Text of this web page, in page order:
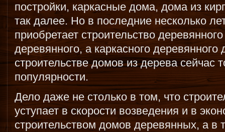
постройки, каркасные дома, дома из
так далее. Но в последние несколько
приобретает строительство
деревянного, а каркасного
строительстве домов из дерева сейчас
популярности.
Дело даже не столько в том, что
уступает в скорости возведения и в
строительством домов деревянных, а в